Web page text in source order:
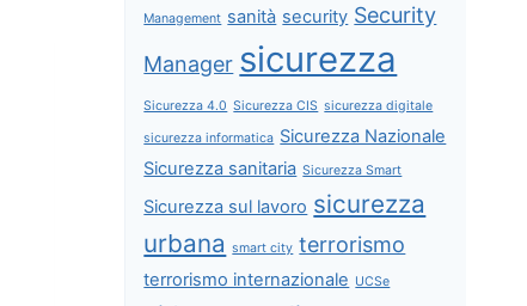
Management sanità security Security
Manager sicurezza
Sicurezza 4.0 Sicurezza CIS sicurezza digitale
sicurezza informatica Sicurezza Nazionale
Sicurezza sanitaria Sicurezza Smart
Sicurezza sul lavoro sicurezza
urbana smart city terrorismo
terrorismo internazionale UCSe